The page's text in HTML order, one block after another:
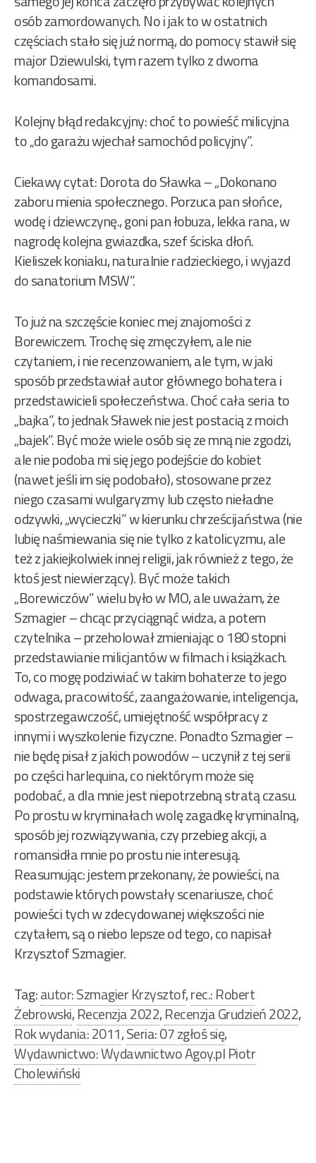
osób zamordowanych. No i jak to w ostatnich
częściach stało się już normą, do pomocy stawił się
major Dziewulski, tym razem tylko z dwoma
komandosami.
Kolejny błąd redakcyjny: choć to powieść milicyjna
to „do garażu wjechał samochód policyjny”.
Ciekawy cytat: Dorota do Sławka – „Dokonano
zaboru mienia społecznego. Porzuca pan słońce,
wodę i dziewczynę., goni pan łobuza, lekka rana, w
nagrodę kolejna gwiazdka, szef ściska dłoń.
Kieliszek koniaku, naturalnie radzieckiego, i wyjazd
do sanatorium MSW”.
To już na szczęście koniec mej znajomości z
Borewiczem. Trochę się zmęczyłem, ale nie
czytaniem, i nie recenzowaniem, ale tym, w jaki
sposób przedstawiał autor głównego bohatera i
przedstawicieli społeczeństwa. Choć cała seria to
„bajka”, to jednak Sławek nie jest postacią z moich
„bajek”. Być może wiele osób się ze mną nie zgodzi,
ale nie podoba mi się jego podejście do kobiet
(nawet jeśli im się podobało), stosowane przez
niego czasami wulgaryzmy lub często nieładne
odzywki, „wycieczki” w kierunku chrześcijaństwa (nie
lubię naśmiewania się nie tylko z katolicyzmu, ale
też z jakiejkolwiek innej religii, jak również z tego, że
ktoś jest niewierzący). Być może takich
„Borewiczów” wielu było w MO, ale uważam, że
Szmagier – chcąc przyciągnąć widza, a potem
czytelnika – przeholował zmieniając o 180 stopni
przedstawianie milicjantów w filmach i książkach.
To, co mogę podziwiać w takim bohaterze to jego
odwaga, pracowitość, zaangażowanie, inteligencja,
spostrzegawczość, umiejętność współpracy z
innymi i wyszkolenie fizyczne. Ponadto Szmagier –
nie będę pisał z jakich powodów – uczynił z tej serii
po części harlequina, co niektórym może się
podobać, a dla mnie jest niepotrzebną stratą czasu.
Po prostu w kryminałach wolę zagadkę kryminalną,
sposób jej rozwiązywania, czy przebieg akcji, a
romansidła mnie po prostu nie interesują.
Reasumując: jestem przekonany, że powieści, na
podstawie których powstały scenariusze, choć
powieści tych w zdecydowanej większości nie
czytałem, są o niebo lepsze od tego, co napisał
Krzysztof Szmagier.
Tag:autor: Szmagier Krzysztof,rec.: Robert
Żebrowski,Recenzja 2022,Recenzja Grudzień 2022,
Rok wydania: 2011,Seria: 07 zgłoś się,
Wydawnictwo: Wydawnictwo Agoy.pl Piotr
Cholewiński